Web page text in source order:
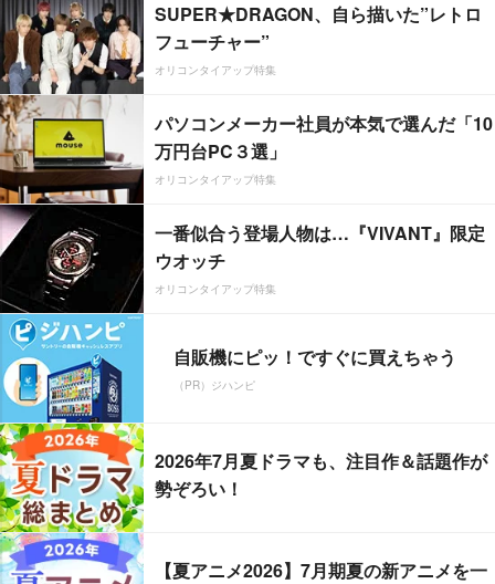
SUPER★DRAGON、自ら描いた”レトロ
フューチャー”
オリコンタイアップ特集
パソコンメーカー社員が本気で選んだ「10
万円台PC３選」
オリコンタイアップ特集
一番似合う登場人物は…『VIVANT』限定
ウオッチ
オリコンタイアップ特集
自販機にピッ！ですぐに買えちゃう
（PR）ジハンピ
2026年7月夏ドラマも、注目作＆話題作が
勢ぞろい！
【夏アニメ2026】7月期夏の新アニメを一